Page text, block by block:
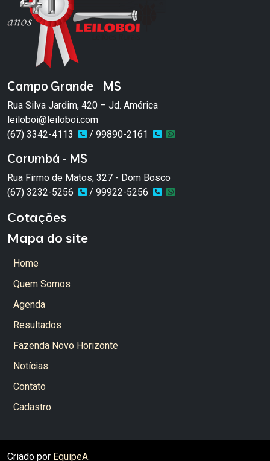
Campo Grande - MS
Rua Silva Jardim, 420 – Jd. América
leiloboi@leiloboi.com
(67) 3342-4113
/ 99890-2161
Corumbá - MS
Rua Firmo de Matos, 327 - Dom Bosco
(67) 3232-5256
/ 99922-5256
Cotações
Mapa do site
Home
Quem Somos
Agenda
Resultados
Fazenda Novo Horizonte
Notícias
Contato
Cadastro
Criado por EquipeA.